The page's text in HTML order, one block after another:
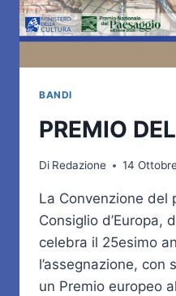
BANDI
PREMIO
Di Redazione 14
La Convenzione del
Consiglio d’Europa,
celebra il 25esimo
l’assegnazione, con
un Premio europeo